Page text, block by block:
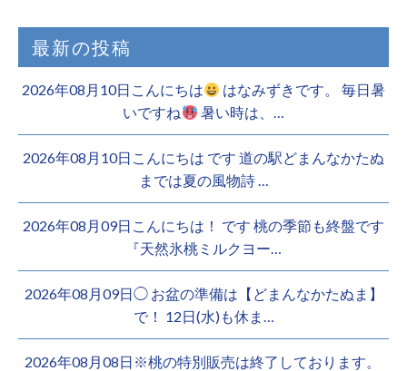
最新の投稿
2026年08月10日こんにちは
はなみずきです。 毎日暑
いですね
暑い時は、…
2026年08月10日こんにちは︎ です️ 道の駅どまんなかたぬ
までは夏の風物詩 …
2026年08月09日こんにちは！ です 桃の季節も終盤です
『天然氷桃ミルクヨー…
2026年08月09日◯ お盆の準備は【どまんなかたぬま】
で！ 12日(水)も休ま…
2026年08月08日※桃の特別販売は終了しております。 ️